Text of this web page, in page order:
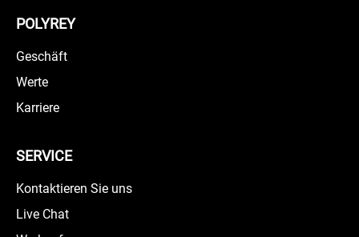
POLYREY
Geschäft
Werte
Karriere
SERVICE
Kontaktieren Sie uns
Live Chat